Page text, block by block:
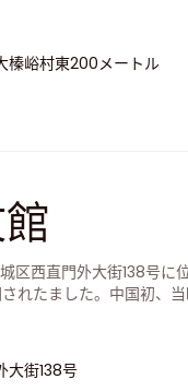
榛峪村東200メートル
区西直門外大街138号
れたました。中国初、
大街138号